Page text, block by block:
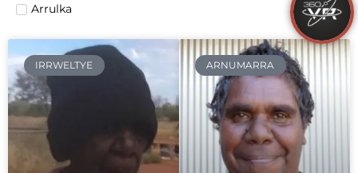
Arrulka
IRRWELTYE ARNUMARRA